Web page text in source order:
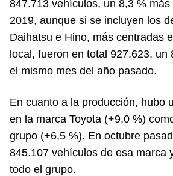
847.713 vehículos, un 8,3 %
2019, aunque si se incluyen los
Daihatsu e Hino, más centradas
local, fueron en total 927.623, un
el mismo mes del año pasado.
En cuanto a la producción, hubo
en la marca Toyota (+9,0 %)
grupo (+6,5 %). En octubre
845.107 vehículos de esa marca
todo el grupo.